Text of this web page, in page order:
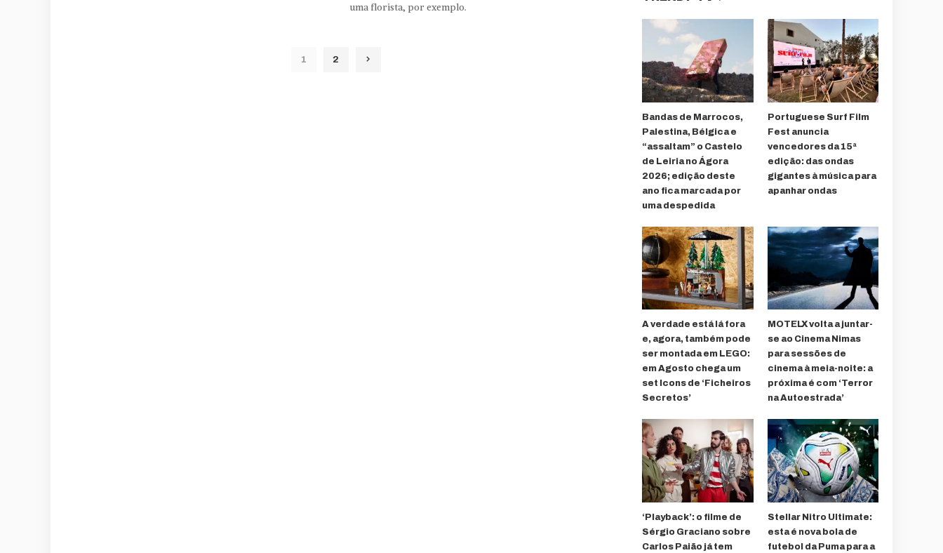
uma florista, por exemplo.
1 2
Bandas de Marrocos,
Palestina, Bélgica e
“assaltam” o Castelo
de Leiria no Ágora
2026; edição deste
ano fica marcada por
uma despedida
Portuguese Surf Film
Fest anuncia
vencedores da 15ª
edição: das ondas
gigantes à música para
apanhar ondas
A verdade está lá fora
e, agora, também pode
ser montada em LEGO:
em Agosto chega um
set Icons de ‘Ficheiros
Secretos’
MOTELX volta a juntar-
se ao Cinema Nimas
para sessões de
cinema à meia-noite: a
próxima é com ‘Terror
na Autoestrada’
‘Playback’: o filme de
Sérgio Graciano sobre
Carlos Paião já tem
Stellar Nitro Ultimate:
esta é nova bola de
futebol da Puma para a